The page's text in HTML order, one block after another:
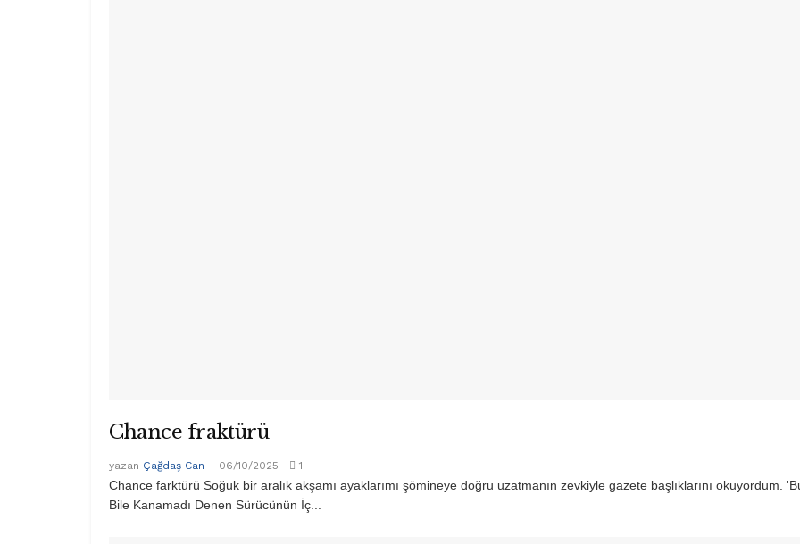
Chance fraktürü
yazan Çağdaş Can 06/10/2025 1
Chance farktürü Soğuk bir aralık akşamı ayaklarımı şömineye doğru uzatmanın zevkiyle gazete başlıklarını okuyordum.
Bile Kanamadı Denen Sürücünün İç...